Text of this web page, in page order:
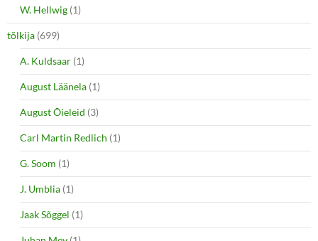
W. Hellwig (1)
tõlkija (699)
A. Kuldsaar (1)
August Läänela (1)
August Õieleid (3)
Carl Martin Redlich (1)
G. Soom (1)
J. Umblia (1)
Jaak Sõggel (1)